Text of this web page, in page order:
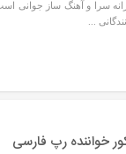
سرا و آهنگ ساز جوانی است
...
خواننده رپ فارسی